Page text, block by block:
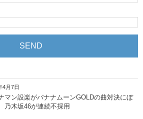
4月7日
マン設楽がバナナムーンGOLDの曲対決にぼ
乃木坂46が連続不採用